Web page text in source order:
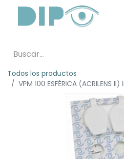
Todos los productos
VPM 100 ESFÉRICA (ACRILENS